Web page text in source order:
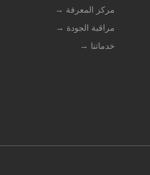
مركز المعرفة →
مراقبة الجودة →
خدماتنا →